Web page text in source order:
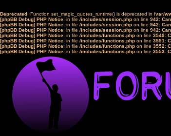
Deprecated: Function set_magic_quotes_runtime() is deprecated in /var/
[phpBB Debug] PHP Notice: in file /includes/session.php on line 942:
[phpBB Debug] PHP Notice: in file /includes/session.php on line 942:
[phpBB Debug] PHP Notice: in file /includes/session.php on line 942:
[phpBB Debug] PHP Notice: in file /includes/functions.php on line 3549:
[phpBB Debug] PHP Notice: in file /includes/functions.php on line 3551:
[phpBB Debug] PHP Notice: in file /includes/functions.php on line 3552:
[phpBB Debug] PHP Notice: in file /includes/functions.php on line 3553: